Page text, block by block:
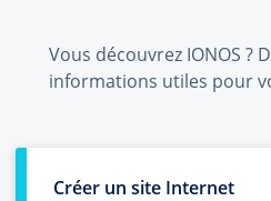
Vous découvrez IONOS ?
informations utiles pour
Créer un site Internet